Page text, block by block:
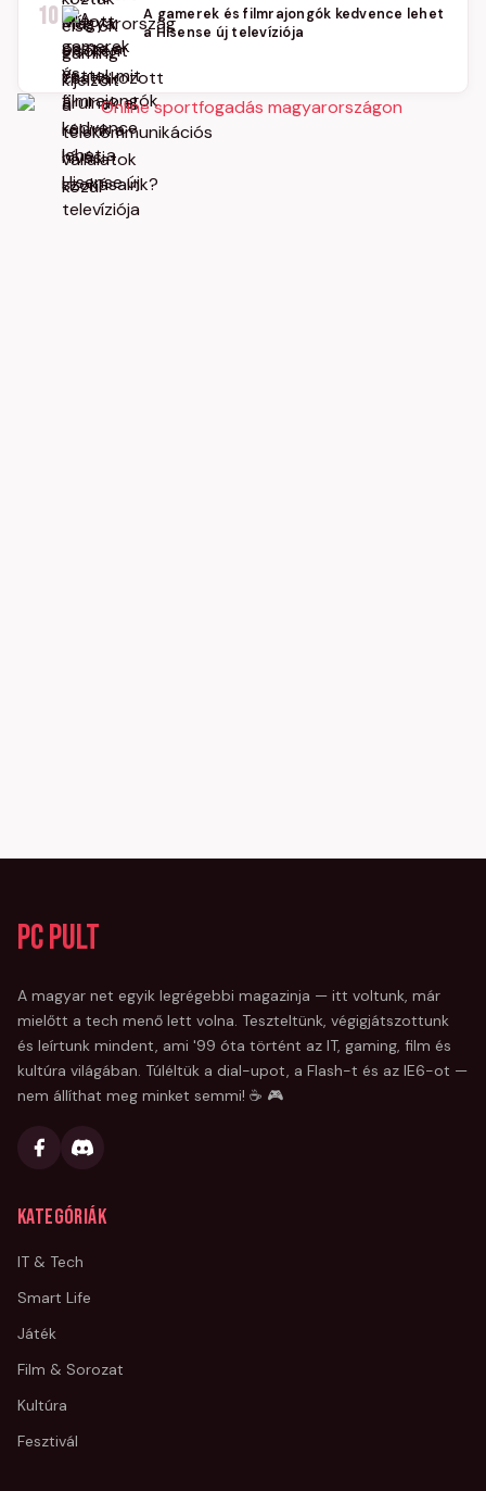
10
A gamerek és filmrajongók kedvence lehet
a Hisense új televíziója
PC Pult
A magyar net egyik legrégebbi magazinja — itt voltunk, már
mielőtt a tech menő lett volna. Teszteltünk, végigjátszottunk
és leírtunk mindent, ami '99 óta történt az IT, gaming, film és
kultúra világában. Túléltük a dial-upot, a Flash-t és az IE6-ot —
nem állíthat meg minket semmi! ☕ 🎮
Kategóriák
IT & Tech
Smart Life
Játék
Film & Sorozat
Kultúra
Fesztivál